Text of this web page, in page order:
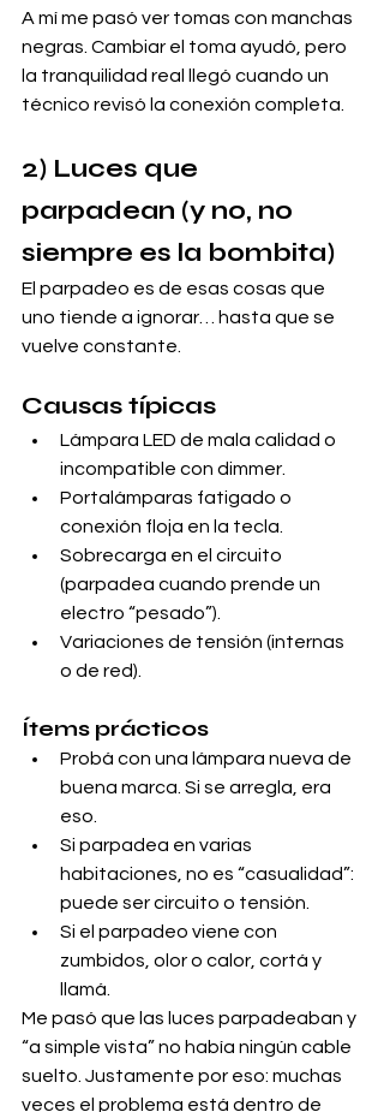
A mí me pasó ver tomas con manchas
negras. Cambiar el toma ayudó, pero
la tranquilidad real llegó cuando un
técnico revisó la conexión completa.
2) Luces que
parpadean (y no, no
siempre es la bombita)
El parpadeo es de esas cosas que
uno tiende a ignorar… hasta que se
vuelve constante.
Causas típicas
Lámpara LED de mala calidad o
incompatible con dimmer.
Portalámparas fatigado o
conexión floja en la tecla.
Sobrecarga en el circuito
(parpadea cuando prende un
electro “pesado”).
Variaciones de tensión (internas
o de red).
Ítems prácticos
Probá con una lámpara nueva de
buena marca. Si se arregla, era
eso.
Si parpadea en varias
habitaciones, no es “casualidad”:
puede ser circuito o tensión.
Si el parpadeo viene con
zumbidos, olor o calor, cortá y
llamá.
Me pasó que las luces parpadeaban y
“a simple vista” no había ningún cable
suelto. Justamente por eso: muchas
veces el problema está dentro de